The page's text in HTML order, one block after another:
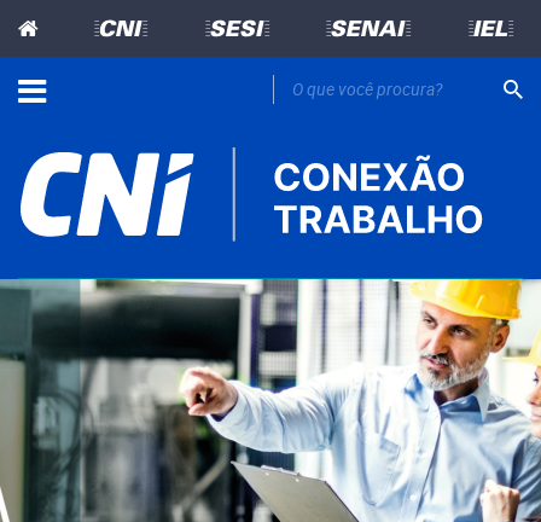
=CNI= =SESI= =SENAI= =IEL=